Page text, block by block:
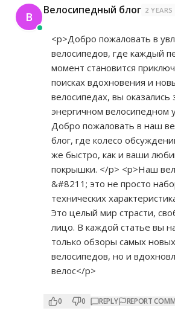
В Велосипедный блог 2
<p>Добро пожаловать в
велосипедов, где каждый
момент становится
поисках вдохновения и
велосипедах, вы оказались
энергичном велосипедном
Добро пожаловать в наш
блог, где колесо
же быстро, как и ваши
покрышки. </p> <p>Наш
&#8211; это не просто
технических
Это целый мир страсти,
лицо. В каждой статье вы
только обзоры самых
велосипедов, но и
велос</p>
0 0 REPLY REPORT